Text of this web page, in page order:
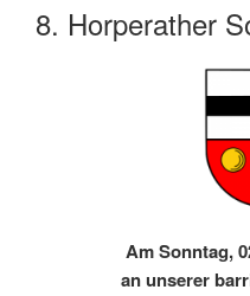
8. Horperather
Am Sonntag,
an unserer